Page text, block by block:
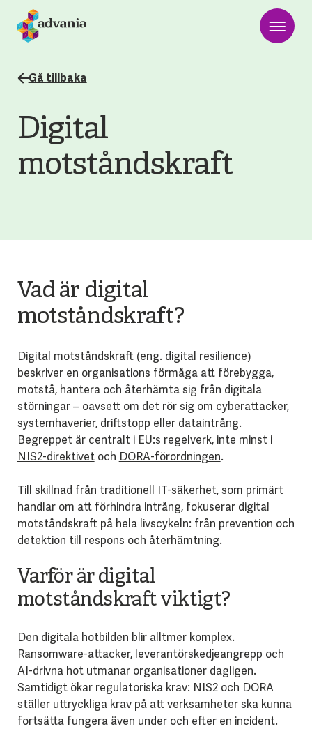
Gå tillbaka
Digital
motståndskraft
Vad är digital
motståndskraft?
Digital motståndskraft (eng. digital resilience)
beskriver en organisations förmåga att förebygga,
motstå, hantera och återhämta sig från digitala
störningar – oavsett om det rör sig om cyberattacker,
systemhaverier, driftstopp eller dataintrång.
Begreppet är centralt i EU:s regelverk, inte minst i
NIS2-direktivetoch DORA-förordningen.
Till skillnad från traditionell IT-säkerhet, som primärt
handlar om att förhindra intrång, fokuserar digital
motståndskraft på hela livscykeln: från prevention och
detektion till respons och återhämtning.
Varför är digital
motståndskraft viktigt?
Den digitala hotbilden blir alltmer komplex.
Ransomware-attacker, leverantörskedjeangrepp och
AI-drivna hot utmanar organisationer dagligen.
Samtidigt ökar regulatoriska krav: NIS2 och DORA
ställer uttryckliga krav på att verksamheter ska kunna
fortsätta fungera även under och efter en incident.